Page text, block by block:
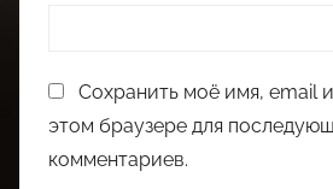
Сохранить моё имя, email
этом браузере для
комментариев.